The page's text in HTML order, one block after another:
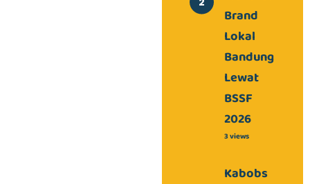
Brand
Lokal
Bandung
Lewat
BSSF
2026
3 views
Kabobs